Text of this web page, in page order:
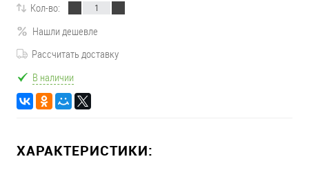
Кол-во:
Нашли дешевле
Рассчитать доставку
В наличии
ХАРАКТЕРИСТИКИ: